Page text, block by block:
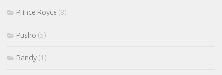
Prince Royce (8)
Pusho (5)
Randy (1)